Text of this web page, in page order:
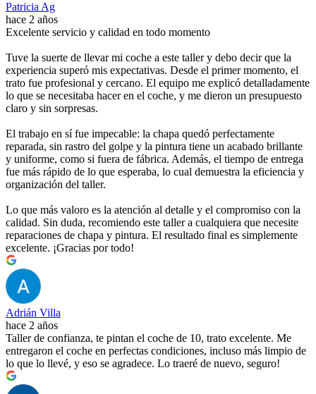
Patricia Ag
hace 2 años
Excelente servicio y calidad en todo momento
Tuve la suerte de llevar mi coche a este taller y debo decir que la
experiencia superó mis expectativas. Desde el primer momento, el
trato fue profesional y cercano. El equipo me explicó detalladamente
lo que se necesitaba hacer en el coche, y me dieron un presupuesto
claro y sin sorpresas.
El trabajo en sí fue impecable: la chapa quedó perfectamente
reparada, sin rastro del golpe y la pintura tiene un acabado brillante
y uniforme, como si fuera de fábrica. Además, el tiempo de entrega
fue más rápido de lo que esperaba, lo cual demuestra la eficiencia y
organización del taller.
Lo que más valoro es la atención al detalle y el compromiso con la
calidad. Sin duda, recomiendo este taller a cualquiera que necesite
reparaciones de chapa y pintura. El resultado final es simplemente
excelente. ¡Gracias por todo!
Adrián Villa
hace 2 años
Taller de confianza, te pintan el coche de 10, trato excelente. Me
entregaron el coche en perfectas condiciones, incluso más limpio de
lo que lo llevé, y eso se agradece. Lo traeré de nuevo, seguro!